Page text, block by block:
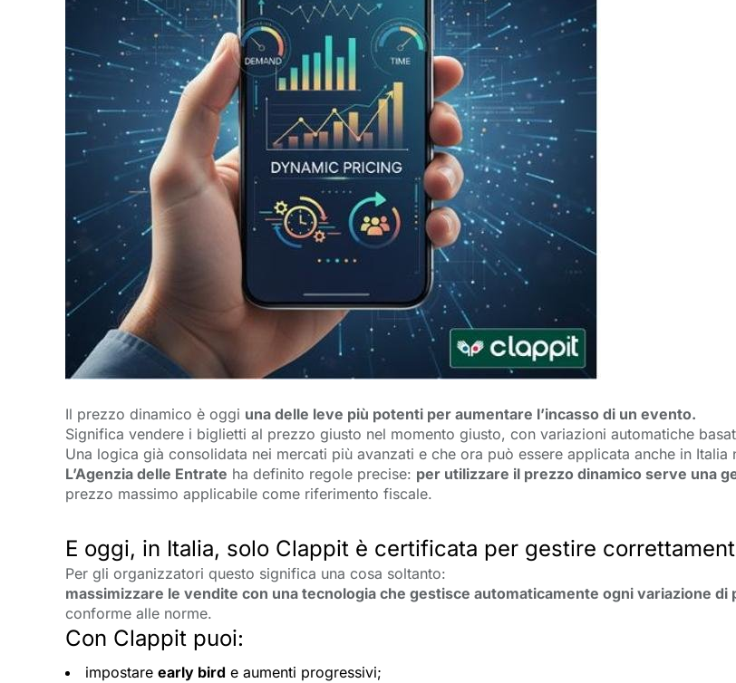
Il prezzo dinamico è oggi una delle leve più potenti per aumentare l’incasso di un evento.
Significa vendere i biglietti al prezzo giusto nel momento giusto, con variazioni automatiche
Una logica già consolidata nei mercati più avanzati e che ora può essere applicata anche in
L’Agenzia delle Entrate ha definito regole precise: per utilizzare il prezzo dinamico serve una
prezzo massimo applicabile come riferimento fiscale.
E oggi, in Italia, solo Clappit è certificata per gestire
Per gli organizzatori questo significa una cosa soltanto:
massimizzare le vendite con una tecnologia che gestisce automaticamente ogni variazione di
conforme alle norme.
Con Clappit puoi:
impostare early bird e aumenti progressivi;